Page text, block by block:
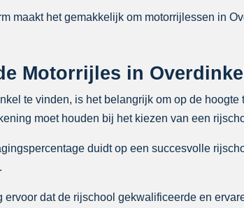
maakt het gemakkelijk om motorrijlessen in
Motorrijles in
te vinden, is het belangrijk om op de
moet houden bij het kiezen van een
duidt op een succesvolle
ervoor dat de rijschool gekwalificeerde en